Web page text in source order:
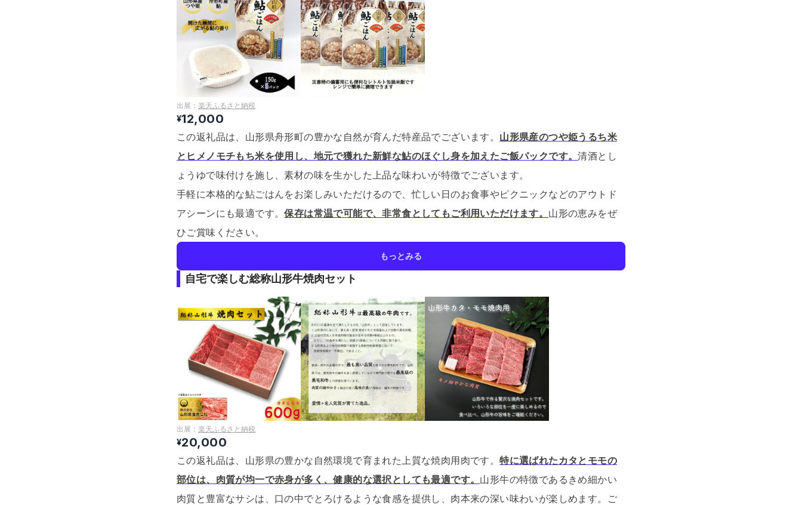
出展： 楽天ふるさと納税
¥12,000
この返礼品は、山形県舟形町の豊かな自然が育んだ特産品でございます。 山形県産のつや姫うるち米
とヒメノモチもち米を使用し、地元で獲れた新鮮な鮎のほぐし身を加えたご飯パックです。清酒とし
ょうゆで味付けを施し、素材の味を生かした上品な味わいが特徴でございます。
手軽に本格的な鮎ごはんをお楽しみいただけるので、忙しい日のお食事やピクニックなどのアウトド
アシーンにも最適です。保存は常温で可能で、非常食としてもご利用いただけます。 山形の恵みをぜ
ひご賞味ください。
もっとみる
自宅で楽しむ総称山形牛焼肉セット
出展： 楽天ふるさと納税
¥20,000
この返礼品は、山形県の豊かな自然環境で育まれた上質な焼肉用肉です。特に選ばれたカタとモモの
部位は、肉質が均一で赤身が多く、健康的な選択としても最適です。 山形牛の特徴であるきめ細かい
肉質と豊富なサシは、口の中でとろけるような食感を提供し、肉本来の深い味わいが楽しめます。
ご